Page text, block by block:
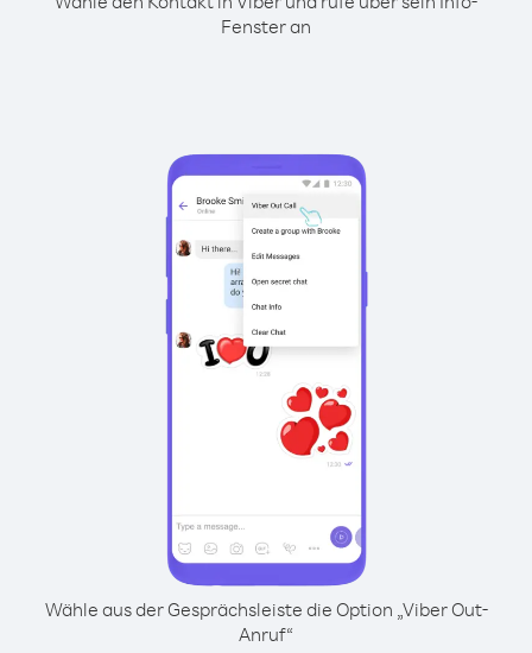
Fenster an
Wähle aus der Gesprächsleiste die Option „Viber Out-
Anruf“